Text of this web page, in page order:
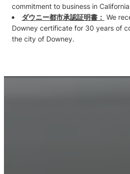
commitment to business in
ダウニー都市承認証明書： We
Downey certificate for 30 years of
the city of Downey.